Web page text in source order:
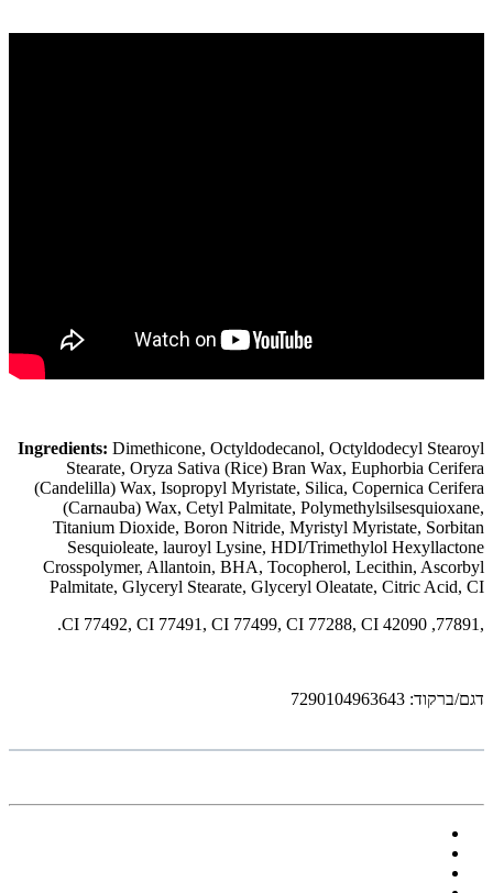
Ingredients: Dimethicone, Octyldodecanol, Octyldodecyl Stearoyl
Stearate, Oryza Sativa (Rice) Bran Wax, Euphorbia Cerifera
(Candelilla) Wax, Isopropyl Myristate, Silica, Copernica Cerifera
(Carnauba) Wax, Cetyl Palmitate, Polymethylsilsesquioxane,
Titanium Dioxide, Boron Nitride, Myristyl Myristate, Sorbitan
Sesquioleate, lauroyl Lysine, HDI/Trimethylol Hexyllactone
Crosspolymer, Allantoin, BHA, Tocopherol, Lecithin, Ascorbyl
Palmitate, Glyceryl Stearate, Glyceryl Oleatate, Citric Acid, CI
,77891, CI 77492, CI 77491, CI 77499, CI 77288, CI 42090.
דגם/ברקוד: 7290104963643